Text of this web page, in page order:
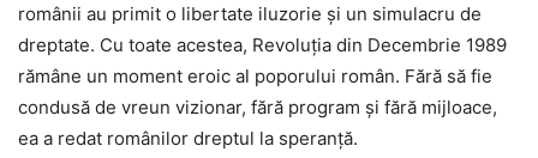
românii au primit o libertate iluzorie și un simulacru de
dreptate. Cu toate acestea, Revoluția din Decembrie 1989
rămâne un moment eroic al poporului român. Fără să fie
condusă de vreun vizionar, fără program și fără mijloace,
ea a redat românilor dreptul la speranță.